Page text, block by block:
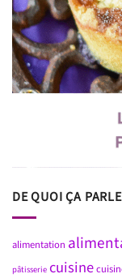
DE QUOI ÇA
alimentation
pâtisserie cuisine